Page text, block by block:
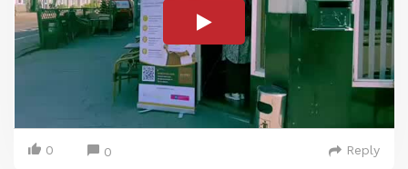
0 0 Reply